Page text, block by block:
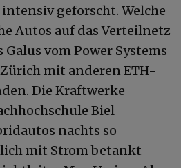
geforscht. Welche
Autos auf das Verteilnetz
vom Power Systems
mit anderen ETH-
Die Kraftwerke
Biel
nachts so
mit Strom betankt